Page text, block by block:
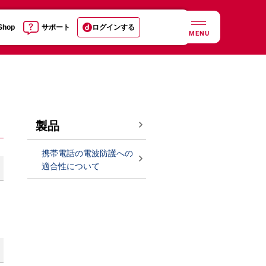
サポート ログインする
MENU
製品
携帯電話の電波防護への
適合性について